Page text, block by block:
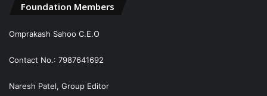
Foundation Members
Omprakash Sahoo C.E.O
Contact No.: 7987641692
Naresh Patel, Group Editor